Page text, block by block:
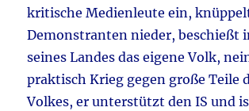
kritische Medienleute ein,
Demonstranten nieder, beschießt
seines Landes das eigene Volk,
praktisch Krieg gegen große Teile
Volkes, er unterstützt den IS und